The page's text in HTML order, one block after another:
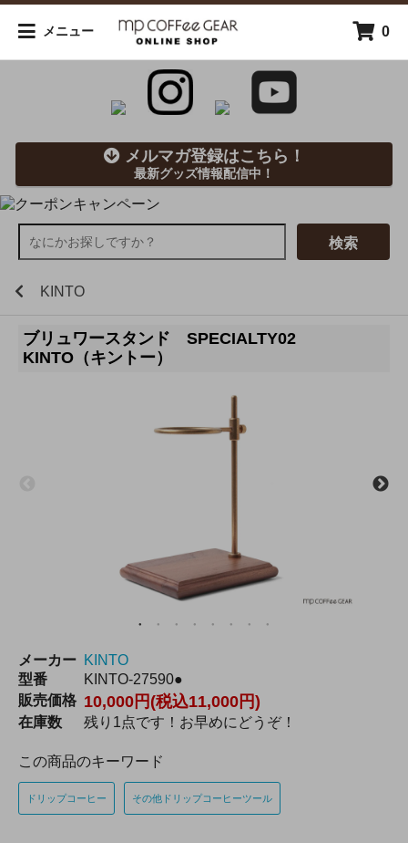
メニュー 0
メルマガ登録はこちら！
最新グッズ情報配信中！
検索
KINTO
ブリュワースタンド SPECIALTY02
KINTO（キントー）
メーカー KINTO
型番
KINTO-27590●
販売価格 10,000円(税込11,000円)
在庫数 残り1点です！お早めにどうぞ！
この商品のキーワード
ドリップコーヒー その他ドリップコーヒーツール